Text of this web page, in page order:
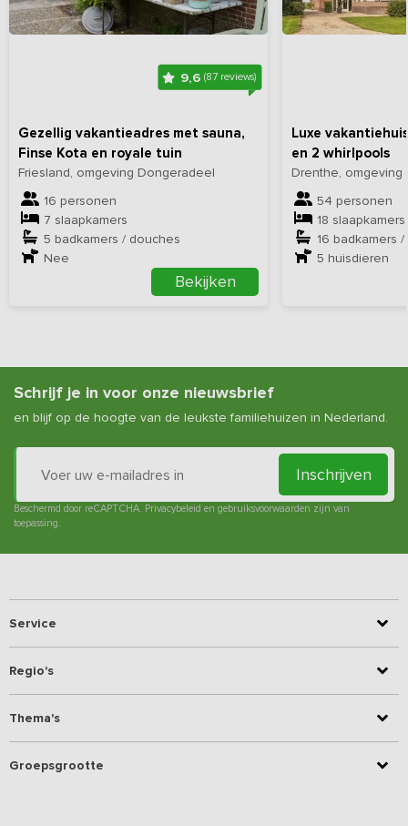
9,6(87 reviews)
Gezellig vakantieadres met sauna,
Finse Kota en royale tuin
Friesland, omgeving Dongeradeel
16 personen
7 slaapkamers
5 badkamers / douches
Nee
Bekijken
Luxe
en 2 whirlpools
Drenthe, omgeving
54 personen
18 slaapkamers
16 badkamers
5 huisdieren
Schrijf je in voor onze nieuwsbrief
en blijf op de hoogte van de leukste familiehuizen in Nederland.
Inschrijven
Beschermd door reCAPTCHA. Privacybeleid en gebruiksvoorwaarden zijn van
toepassing.
Service
Regio's
Thema's
Groepsgrootte